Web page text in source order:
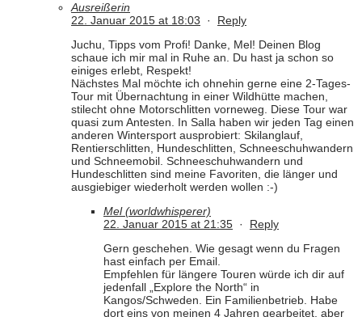
Ausreißerin
22. Januar 2015 at 18:03 · Reply
Juchu, Tipps vom Profi! Danke, Mel! Deinen Blog
schaue ich mir mal in Ruhe an. Du hast ja schon so
einiges erlebt, Respekt!
Nächstes Mal möchte ich ohnehin gerne eine 2-Tages-
Tour mit Übernachtung in einer Wildhütte machen,
stilecht ohne Motorschlitten vorneweg. Diese Tour war
quasi zum Antesten. In Salla haben wir jeden Tag einen
anderen Wintersport ausprobiert: Skilanglauf,
Rentierschlitten, Hundeschlitten, Schneeschuhwandern
und Schneemobil. Schneeschuhwandern und
Hundeschlitten sind meine Favoriten, die länger und
ausgiebiger wiederholt werden wollen :-)
Mel (worldwhisperer)
22. Januar 2015 at 21:35 · Reply
Gern geschehen. Wie gesagt wenn du Fragen
hast einfach per Email.
Empfehlen für längere Touren würde ich dir auf
jedenfall „Explore the North“ in
Kangos/Schweden. Ein Familienbetrieb. Habe
dort eins von meinen 4 Jahren gearbeitet, aber